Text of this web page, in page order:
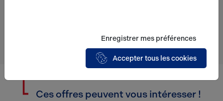
Ces offres peuvent vous intéresser !
Enregistrer mes préférences
Accepter tous les cookies